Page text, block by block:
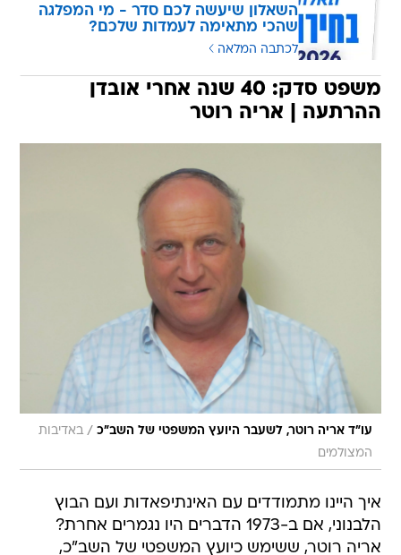
השאלון שיעשה לכם סדר - מי המפלגה
שהכי מתאימה לעמדות שלכם?
לכתבה המלאה
משפט סדק: 40 שנה אחרי אובדן
ההרתעה | אריה רוטר
עו"ד אריה רוטר, לשעבר היועץ המשפטי של השב"כ / באדיבות
המצולמים
איך היינו מתמודדים עם האינתיפאדות ועם הבוץ
הלבנוני, אם ב-1973 הדברים היו נגמרים אחרת?
אריה רוטר, ששימש כיועץ המשפטי של השב"כ,